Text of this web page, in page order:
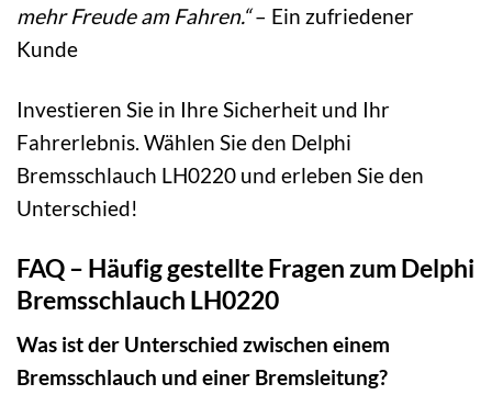
mehr Freude am Fahren.“– Ein zufriedener
Kunde
Investieren Sie in Ihre Sicherheit und Ihr
Fahrerlebnis. Wählen Sie den Delphi
Bremsschlauch LH0220 und erleben Sie den
Unterschied!
FAQ – Häufig gestellte Fragen zum Delphi
Bremsschlauch LH0220
Was ist der Unterschied zwischen einem
Bremsschlauch und einer Bremsleitung?